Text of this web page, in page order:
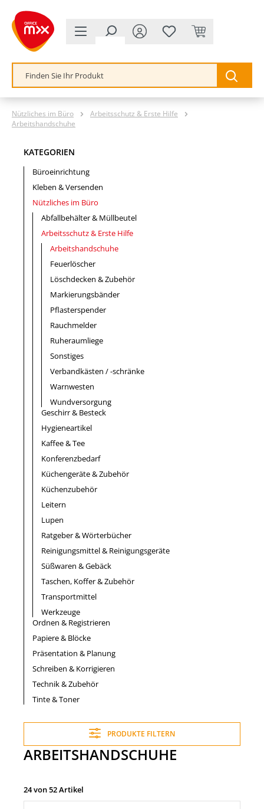
springen
Nützliches im Büro
Arbeitsschutz & Erste Hilfe
Arbeitshandschuhe
KATEGORIEN
Büroeinrichtung
Kleben & Versenden
Nützliches im Büro
Abfallbehälter & Müllbeutel
Arbeitsschutz & Erste Hilfe
Arbeitshandschuhe
Feuerlöscher
Löschdecken & Zubehör
Markierungsbänder
Pflasterspender
Rauchmelder
Ruheraumliege
Sonstiges
Verbandkästen / -schränke
Warnwesten
Wundversorgung
Geschirr & Besteck
Hygieneartikel
Kaffee & Tee
Konferenzbedarf
Küchengeräte & Zubehör
Küchenzubehör
Leitern
Lupen
Ratgeber & Wörterbücher
Reinigungsmittel & Reinigungsgeräte
Süßwaren & Gebäck
Taschen, Koffer & Zubehör
Transportmittel
Werkzeuge
Ordnen & Registrieren
Papiere & Blöcke
Präsentation & Planung
Schreiben & Korrigieren
Technik & Zubehör
Tinte & Toner
PRODUKTE FILTERN
ARBEITSHANDSCHUHE
24 von 52 Artikel